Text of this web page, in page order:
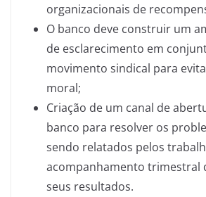
organizacionais de
O banco deve construir um
de esclarecimento em
movimento sindical para
moral;
Criação de um canal de
banco para resolver os
sendo relatados pelos
acompanhamento trimestral
seus resultados.